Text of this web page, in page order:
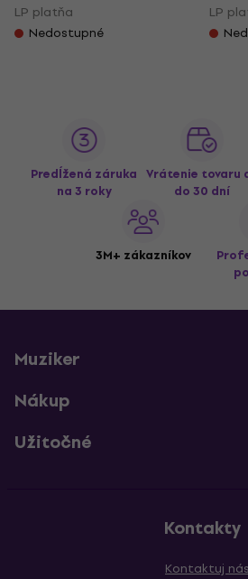
LP platňa
Nedostupné
LP
Predĺžená záruka
na 3 roky
Vrátenie tovaru
do 30 dní
3M+ zákazníkov
Muziker
Nákup
Užitočné
Kontakty
Kontaktuj nás